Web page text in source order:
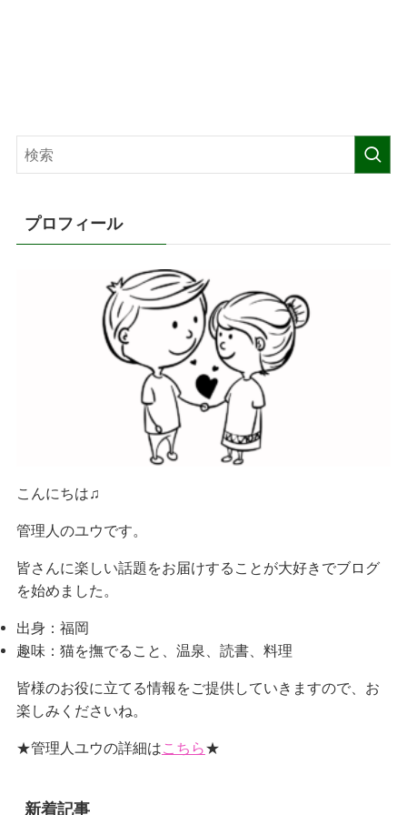
プロフィール
こんにちは♫
管理人のユウです。
皆さんに楽しい話題をお届けすることが大好きでブログ
を始めました。
出身：福岡
趣味：猫を撫でること、温泉、読書、料理
皆様のお役に立てる情報をご提供していきますので、お
楽しみくださいね。
★管理人ユウの詳細はこちら★
新着記事